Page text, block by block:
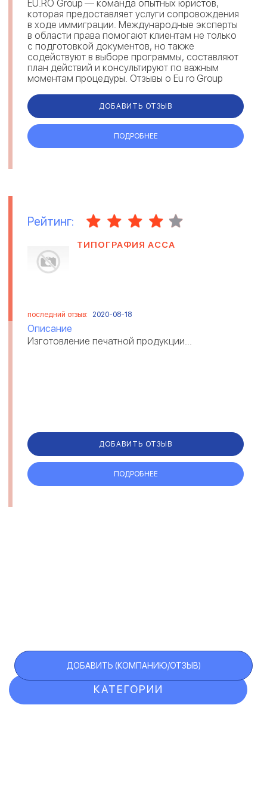
EU.RO Group — команда опытных юристов,
которая предоставляет услуги сопровождения
в ходе иммиграции. Международные эксперты
в области права помогают клиентам не только
с подготовкой документов, но также
содействуют в выборе программы, составляют
план действий и консультируют по важным
моментам процедуры. Отзывы о Eu ro Group
ДОБАВИТЬ ОТЗЫВ
ПОДРОБНЕЕ
Рейтинг:
ТИПОГРАФИЯ АССА
последний отзыв: 2020-08-18
Описание
Изготовление печатной продукции...
ДОБАВИТЬ ОТЗЫВ
ПОДРОБНЕЕ
КАТЕГОРИИ
ДОБАВИТЬ (КОМПАНИЮ/ОТЗЫВ)